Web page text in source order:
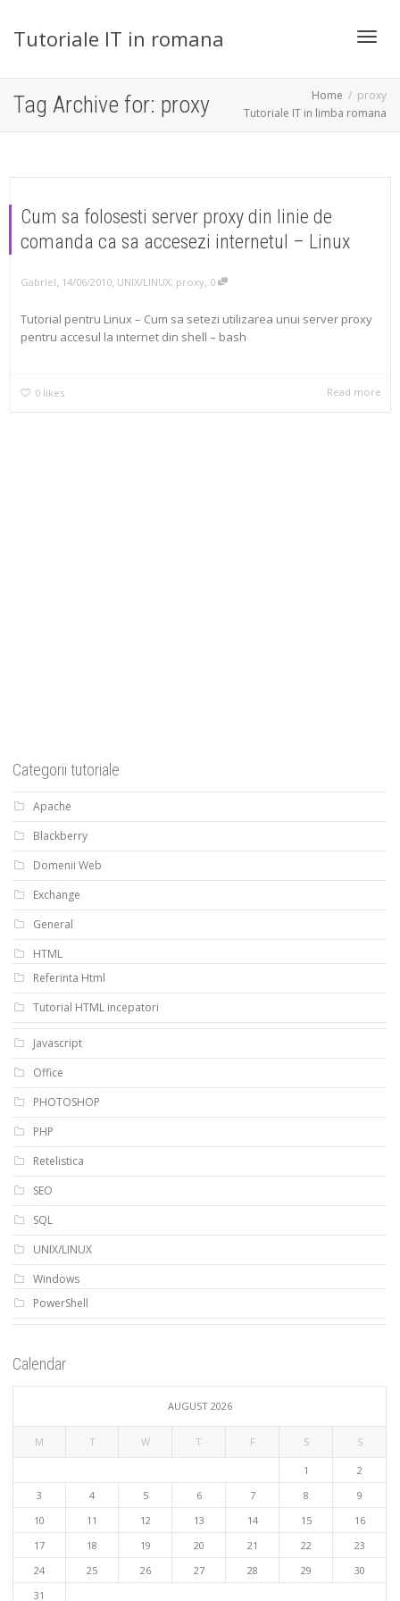
Tutoriale IT in romana
Tag Archive for: proxy Home
proxy
Tutoriale IT in limba romana
Cum sa folosesti server proxy din linie de
comanda ca sa accesezi internetul – Linux
Gabriel, 14/06/2010, UNIX/LINUX, proxy, 0
Tutorial pentru Linux – Cum sa setezi utilizarea unui server proxy
pentru accesul la internet din shell – bash
0 likes Read more
Categorii tutoriale
Apache
Blackberry
Domenii Web
Exchange
General
HTML
Referinta Html
Tutorial HTML incepatori
Javascript
Office
PHOTOSHOP
PHP
Retelistica
SEO
SQL
UNIX/LINUX
Windows
PowerShell
Calendar
AUGUST 2026
M T W T F S S
1
2
3
4 5 6 7 8
9
10
11 12 13 14 15
16
17
18 19 20 21 22
23
24
25 26 27 28 29
30
31